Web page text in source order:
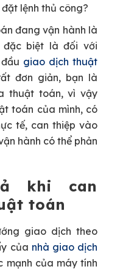
lệnh thủ công?
đang vận hành là
biệt là đối với
giao dịch thuật
đơn giản, bạn là
thuật toán, vì vậy
toán của mình, có
tế, can thiệp vào
hành có thể phản
khi can
toán
giao dịch theo
của nhà giao dịch
mạnh của máy tính